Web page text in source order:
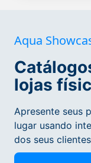
Aqua
lojas
Apresente seus
lugar usando
dos seus